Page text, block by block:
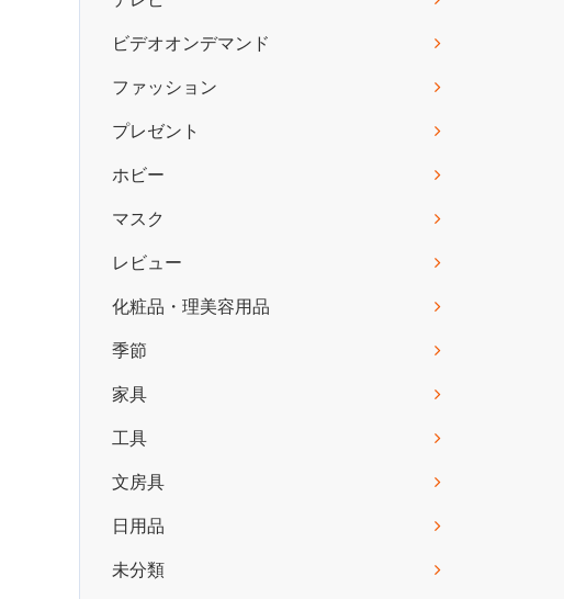
ビデオオンデマンド
ファッション
プレゼント
ホビー
マスク
レビュー
化粧品・理美容用品
季節
家具
工具
文房具
日用品
未分類